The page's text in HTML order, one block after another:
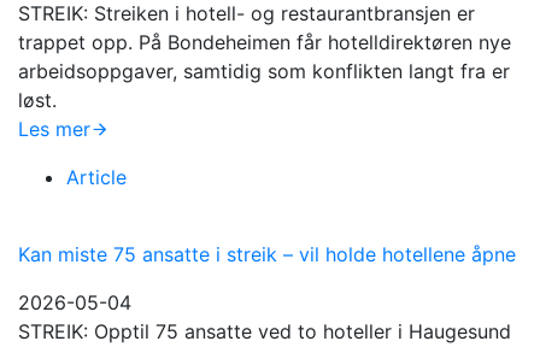
STREIK: Streiken i hotell- og restaurantbransjen er
trappet opp. På Bondeheimen får hotelldirektøren nye
arbeidsoppgaver, samtidig som konflikten langt fra er
løst.
Les mer
Article
Kan miste 75 ansatte i streik – vil holde hotellene åpne
2026-05-04
STREIK: Opptil 75 ansatte ved to hoteller i Haugesund